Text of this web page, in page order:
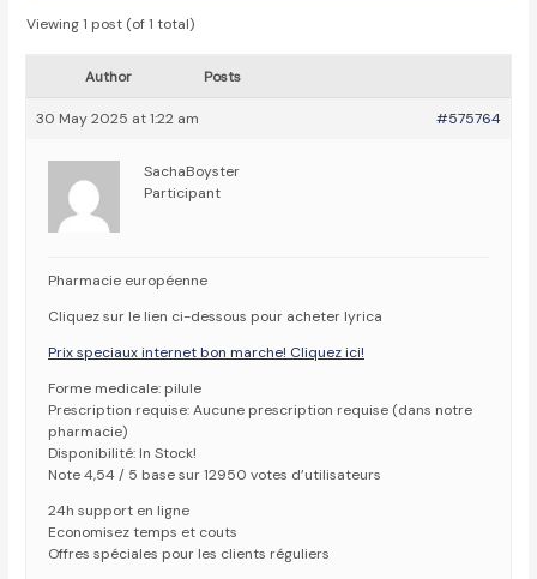
Viewing 1 post (of 1 total)
Author Posts
30 May 2025 at 1:22 am #575764
SachaBoyster
Participant
Pharmacie européenne
Cliquez sur le lien ci-dessous pour acheter lyrica
Prix speciaux internet bon marche! Cliquez ici!
Forme medicale: pilule
Prescription requise: Aucune prescription requise (dans notre
pharmacie)
Disponibilité: In Stock!
Note 4,54 / 5 base sur 12950 votes d’utilisateurs
24h support en ligne
Economisez temps et couts
Offres spéciales pour les clients réguliers